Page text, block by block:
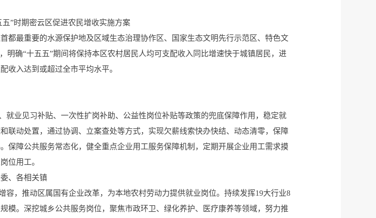
五”时期密云区促进农民增收实施方案
都最重要的水源保护地及区域生态治理协作区、国家生态文明先行示范区、特色文
明确“十五五”期间将保持本区农村居民人均可支配收入同比增速快于城镇居民，进
收入达到或超过全市平均水平。
就业见习补贴、一次性扩岗补助、公益性岗位补贴等政策的兜底保障作用，稳定就
联动处置，通过协调、立案查处等方式，实现欠薪线索快办快结、动态清零，保障
保障公共服务常态化，健全重点企业用工服务保障机制，定期开展企业用工需求摸
位用工。
、各相关镇
容，推动区属国有企业改革，为本地农村劳动力提供就业岗位。持续发挥19大行业8
模。深挖城乡公共服务岗位，聚焦市政环卫、绿化养护、医疗康养等领域，努力推